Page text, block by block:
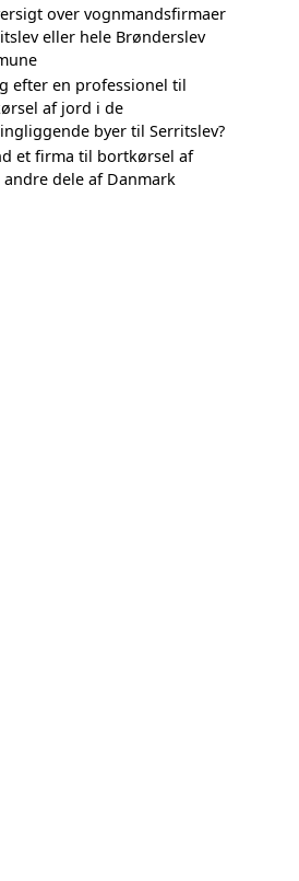
over vognmandsfirmaer
eller hele Brønderslev
efter en professionel til
af jord i de
byer til Serritslev?
et firma til bortkørsel af
dele af Danmark